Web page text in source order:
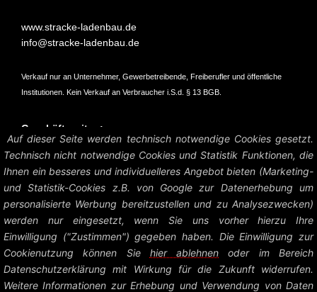
www.stracke-ladenbau.de
info@stracke-ladenbau.de
Verkauf nur an Unternehmer, Gewerbetreibende, Freiberufler und öffentliche
Institutionen. Kein Verkauf an Verbraucher i.S.d. § 13 BGB.
Geschäftszeiten:
Mo – Do: 07:45 – 16:45 Uhr
Fr: 07:45 – 15:15 Uhr
Amtsgericht Hagen HRB 6004
UstID: DE126458535
Preise zzgl. MwSt. und Versandkosten.
© Heinrich Stracke GmbH – Ladenbau Shop System |Impressum +
Auf dieser Seite werden technisch notwendige Cookies gesetzt.
Technisch nicht notwendige Cookies und Statistik Funktionen, die
Ihnen ein besseres und individuelleres Angebot bieten (Marketing-
und Statistik-Cookies z.B. von Google zur Datenerhebung um
personalisierte Werbung bereitzustellen und zu Analysezwecken)
werden nur eingesetzt, wenn Sie uns vorher hierzu Ihre
Einwilligung ("Zustimmen") gegeben haben. Die Einwilligung zur
Cookienutzung können Sie hier ablehnen oder im Bereich
Datenschutzerklärung mit Wirkung für die Zukunft widerrufen.
Weitere Informationen zur Erhebung und Verwendung von Daten